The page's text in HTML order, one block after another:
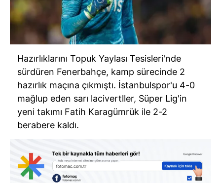
Hazırlıklarını Topuk Yaylası Tesisleri'nde
sürdüren Fenerbahçe, kamp sürecinde 2
hazırlık maçına çıkmıştı. İstanbulspor'u 4-0
mağlup eden sarı lacivertller, Süper Lig'in
yeni takımı Fatih Karagümrük ile 2-2
berabere kaldı.